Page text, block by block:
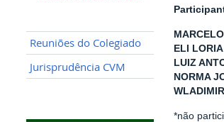
Reuniões do Colegiado
Jurisprudência CVM
ELI
LUIZ
NORMA
*não